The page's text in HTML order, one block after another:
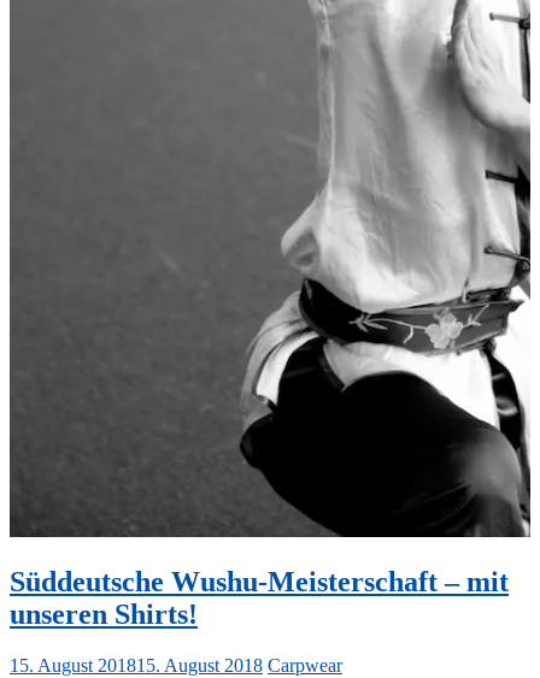
Süddeutsche Wushu-Meisterschaft – mit
unseren Shirts!
15. August 201815. August 2018 Carpwear